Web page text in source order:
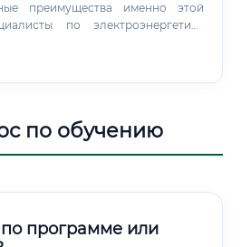
преимущества именно этой
по электроэнергетике
по обучению
программе или